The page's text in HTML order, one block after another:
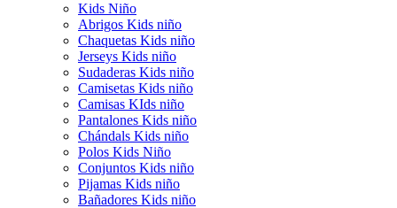
Kids Niño
Abrigos Kids niño
Chaquetas Kids niño
Jerseys Kids niño
Sudaderas Kids niño
Camisetas Kids niño
Camisas KIds niño
Pantalones Kids niño
Chándals Kids niño
Polos Kids Niño
Conjuntos Kids niño
Pijamas Kids niño
Bañadores Kids niño